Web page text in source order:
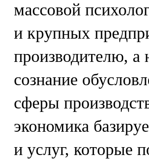
массовой
и крупных
производителю, а
сознание
сферы
экономика
и услуг, которые